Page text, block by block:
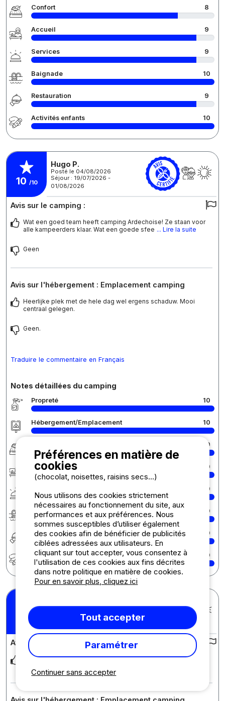
Confort 8
Accueil 9
Services 9
Baignade 10
Restauration 9
Activités enfants 10
10 /10
Hugo P.
Posté le 04/08/2026
Séjour : 19/07/2026 -
01/08/2026
Avis sur le camping :
Wat een goed team heeft camping Ardechoise! Ze staan voor
alle kampeerders klaar. Wat een goede sfee ... Lire la suite
Geen
Avis sur l'hébergement : Emplacement camping
Heerlijke plek met de hele dag wel ergens schaduw. Mooi
centraal gelegen.
Geen.
Traduire le commentaire en Français
Notes détaillées du camping
Propreté 10
Hébergement/Emplacement 10
10
Accueil 10
10
Baignade 10
Restauration 10
Activités enfants 10
/10
Posté le 04/08/2026
Séjour : 18/07/2026 -
Avis sur le camping :
Heel warme ontvangst. Leuk team. De camping wordt netjes
Continuer sans accepter
Préférences en matière de
cookies
(chocolat, noisettes, raisins secs...)
Nous utilisons des cookies strictement
nécessaires au fonctionnement du site, aux
performances et aux préférences. Nous
sommes susceptibles d’utiliser également
des cookies afin de bénéficier de publicités
ciblées adressées aux utilisateurs. En
cliquant sur tout accepter, vous consentez à
l'utilisation de ces cookies aux fins décrites
dans notre politique en matière de cookies.
Pour en savoir plus, cliquez ici
Tout accepter
Paramétrer